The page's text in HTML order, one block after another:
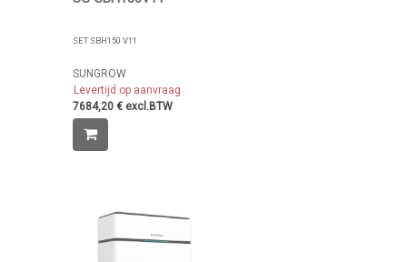
SET SBH150 V11
SUNGROW
Levertijd op aanvraag
7684,20 € excl.BTW